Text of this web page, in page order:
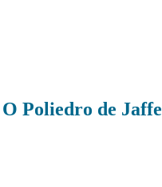
Poliedro de Jaffe